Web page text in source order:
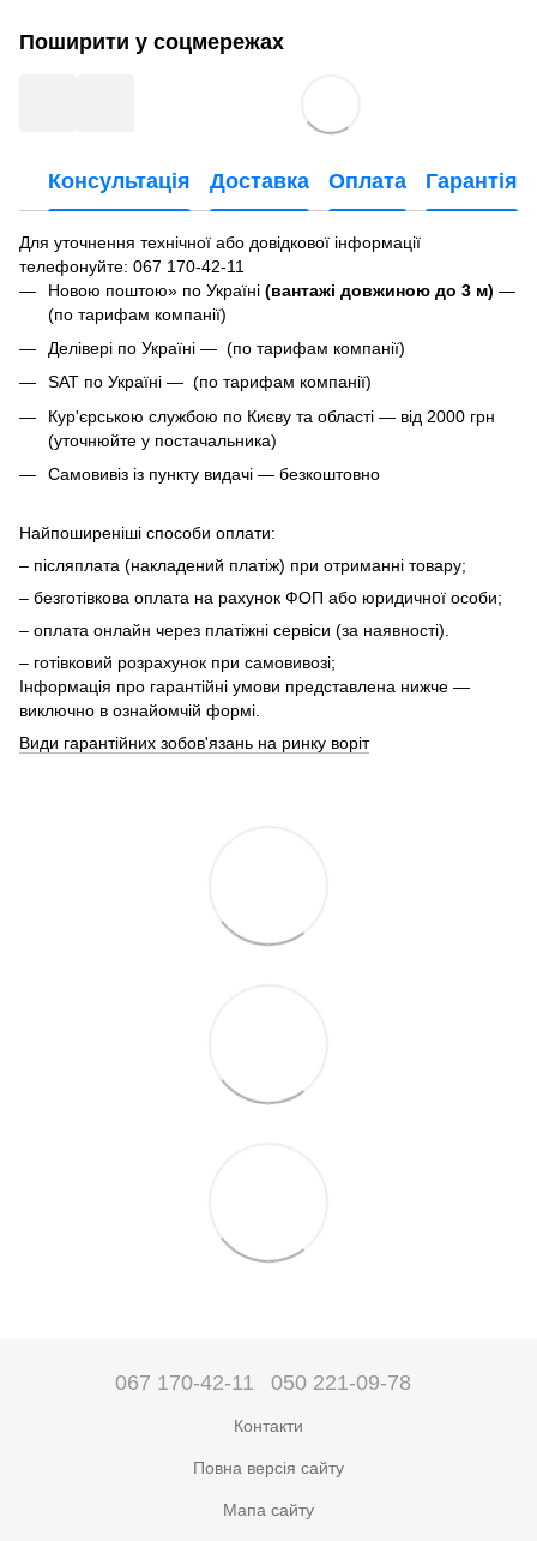
Поширити у соцмережах
Консультація Доставка Оплата Гарантія
Для уточнення технічної або довідкової інформації
телефонуйте: 067 170-42-11
Новою поштою» по Україні (вантажі довжиною до 3 м) —
(по тарифам компанії)
Делівері по Україні — (по тарифам компанії)
SAT по Україні — (по тарифам компанії)
Кур'єрською службою по Києву та області — від 2000 грн
(уточнюйте у постачальника)
Самовивіз із пункту видачі — безкоштовно
Найпоширеніші способи оплати:
– післяплата (накладений платіж) при отриманні товару;
– безготівкова оплата на рахунок ФОП або юридичної особи;
– оплата онлайн через платіжні сервіси (за наявності).
– готівковий розрахунок при самовивозі;
Інформація про гарантійні умови представлена нижче —
виключно в ознайомчій формі.
Види гарантійних зобов'язань на ринку воріт
067 170-42-11 050 221-09-78
Контакти
Повна версія сайту
Мапа сайту